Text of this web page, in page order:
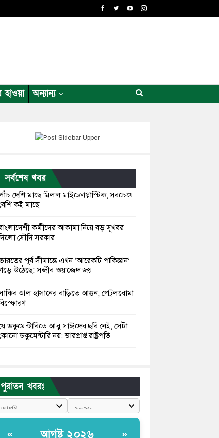
হাওয়া অন্যান্য
সর্বশেষ খবর
দেশি মাছে মিলল মাইক্রোপ্লাস্টিক, সবচেয়ে
কই মাছে
কর্মীদের আকামা নিয়ে বড় সুখবর
সৌদি সরকার
পূর্ব সীমান্তে এখন ‘আরেকটি পাকিস্তান’
উঠেছে: সজীব ওয়াজেদ জয়
আল হাসানের বাড়িতে আগুন, পেট্রলবোমা
ডকুমেন্টারিতে আবু সাঈদের ছবি নেই, সেটা
ডকুমেন্টারি নয়: ভারপ্রাপ্ত রাষ্ট্রপতি
তারেক রহমান ক্ষমতায় থাকবেন না, পতন শুরু
গেছে: পাটওয়ারী
আসিফ মাহমুদ
পুরাতন খবরঃ
« আগষ্ট ২০২৬ »